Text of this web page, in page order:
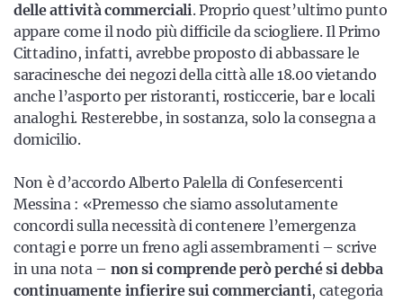
delle attività commerciali. Proprio quest’ultimo punto
appare come il nodo più difficile da sciogliere. Il Primo
Cittadino, infatti, avrebbe proposto di abbassare le
saracinesche dei negozi della città alle 18.00 vietando
anche l’asporto per ristoranti, rosticcerie, bar e locali
analoghi. Resterebbe, in sostanza, solo la consegna a
domicilio.
Non è d’accordo Alberto Palella di Confesercenti
Messina : «Premesso che siamo assolutamente
concordi sulla necessità di contenere l’emergenza
contagi e porre un freno agli assembramenti – scrive
in una nota – non si comprende però perché si debba
continuamente infierire sui commercianti, categoria